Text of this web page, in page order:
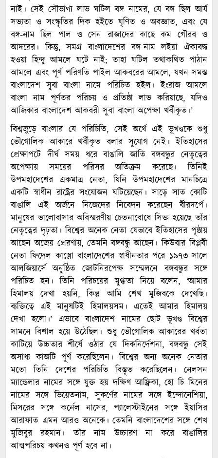
নাই। সেই সৌভাগ্য লাভ ঘটিল বঙ্গ নামের, যে বঙ্গ ছিল আর্য
সভ্যতা ও সংস্কৃতির দিক হইতে ঘৃণিত ও অবজ্ঞাত, এবং যে
বঙ্গ-নাম ছিল পাল ও সেন রাজাদের কাছে কম গৌরব ও
আদরের। কিন্তু, সমগ্র বাংলাদেশের বঙ্গ-নাম লইয়া ঐক্যবদ্ধ
হওয়া হিন্দু আমলে ঘটে নাই; তাহা ঘটিল তথাকথিত পাঠান
আমলে এবং পূর্ণ পরিণতি পাইল আকবরের আমলে, যখন সমস্ত
বাংলাদেশ সুবা বাংলা নামে পরিচিত হইল। ইংরাজ আমলে
বাংলা নাম পূর্ণতর পরিচয় ও প্রতিষ্ঠা লাভ করিয়াছে, যদিও
আজিকার বাংলাদেশ আকবরী সুবা বাংলা অপেক্ষা খর্বীকৃত।’
বিশ্বজুড়ে বাংলার যে পরিচিতি, সেই অর্থে এই ভূখণ্ডকে শুধু
ভৌগোলিক আকারে খর্বীকৃত বলার সুযোগ নেই। ইতিহাসের
প্রেক্ষাপটে দীর্ঘ সময় ধরে বাঙালি জাতি বঙ্গবন্ধুর নেতৃত্বের
অপেক্ষায় সময়ের পরিসর অতিক্রম করেছে। তিনিই
উপমহাদেশের একমাত্র নেতা, যিনি উপমহাদেশের মানচিত্রে
একটি স্বাধীন রাষ্ট্রের সংযোজন ঘটিয়েছেন। সাড়ে সাত কোটি
বাঙালি এই অর্জনে নিজেদের নিবেদন করেছেন বীরদর্পে।
মানুষের ভালোবাসার অবিস্মরণীয় চেতনাবোধে সিক্ত হয়েছে তাঁর
নেতৃত্বের দৃঢ়তা। বিশ্বের অনেক নেতা যেভাবে ইতিহাসের পৃষ্ঠায়
আছেন অজেয় প্রেরণায়, তেমনি বঙ্গবন্ধু আছেন। কিউবার বিপ্লবী
নেতা ফিদেল কাস্ত্রো বাংলাদেশের স্বাধীনতার পরে ১৯৭৩ সালে
আলজিয়ার্সে অনুষ্ঠিত জোটনিরপেক্ষ সম্মেলনে বঙ্গবন্ধুর সঙ্গে
পরিচিত হন। তিনি পরিচয়ের মুগ্ধতা নিয়ে বলেন, ‘আমার
হিমালয় দেখা হয়নি, কিন্তু আমি শেখ মুজিবকে দেখেছি।
ব্যক্তিত্বে এই মানুষটিই হিমালয়সম। এতেই আমার হিমালয়
দেখা হলো।’ এভাবে বাংলাদেশ নামের ছোট ভূখণ্ড বিশ্বের
সামনে বিশাল হয়ে উঠেছিল। শুধু ভৌগোলিক আকারের খর্বতা
কাটিয়ে উচ্চতার শীর্ষে ওঠার যে দিকনির্দেশনা, বঙ্গবন্ধু সেই
অসাধ্য কাজটি পূর্ণ করেছিলেন। বিশ্বের অন্য অনেক নেতার
মতো তিনি দেশের পরিচিতি বিস্তৃত করেছিলেন। নেলসন
ম্যান্ডেলার নামের সঙ্গে যুক্ত হয় দক্ষিণ আফ্রিকা, হো চি মিনের
নামের সঙ্গে ভিয়েতনাম, সুকর্ণের নামের সঙ্গে ইন্দোনেশিয়া,
মিসরের সঙ্গে কর্নেল নাসের, প্যালেস্টাইনের সঙ্গে ইয়াসির
আরাফাত এমন আরও অনেকে। তেমনি বাংলাদেশের সঙ্গে শেখ
মুজিবুর রহমান। তাঁর নাম উচ্চারণ না করে বাঙালির
আত্মপরিচয় কখনও পূর্ণ হবে না।